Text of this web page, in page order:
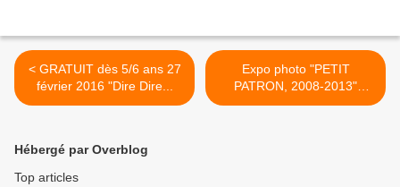
< GRATUIT dès 5/6 ans 27
février 2016 "Dire Dire...
Expo photo "PETIT
PATRON, 2008-2013"
JEAN... >
Hébergé par Overblog
Top articles